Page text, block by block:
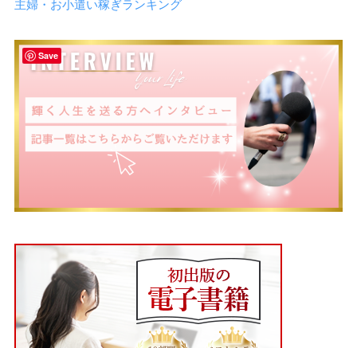
主婦・お小遣い稼ぎランキング
Save